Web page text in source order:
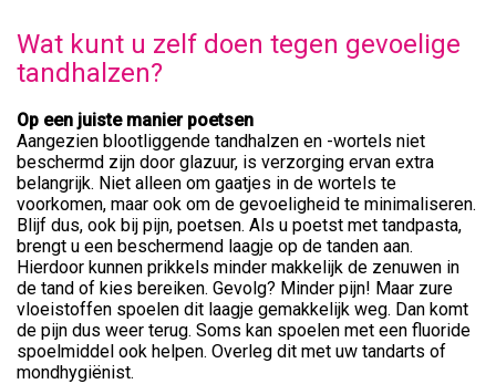
Wat kunt u zelf doen tegen gevoelige
tandhalzen?
Op een juiste manier poetsen
Aangezien blootliggende tandhalzen en -wortels niet
beschermd zijn door glazuur, is verzorging ervan extra
belangrijk. Niet alleen om gaatjes in de wortels te
voorkomen, maar ook om de gevoeligheid te minimaliseren.
Blijf dus, ook bij pijn, poetsen. Als u poetst met tandpasta,
brengt u een beschermend laagje op de tanden aan.
Hierdoor kunnen prikkels minder makkelijk de zenuwen in
de tand of kies bereiken. Gevolg? Minder pijn! Maar zure
vloeistoffen spoelen dit laagje gemakkelijk weg. Dan komt
de pijn dus weer terug. Soms kan spoelen met een fluoride
spoelmiddel ook helpen. Overleg dit met uw tandarts of
mondhygiënist.